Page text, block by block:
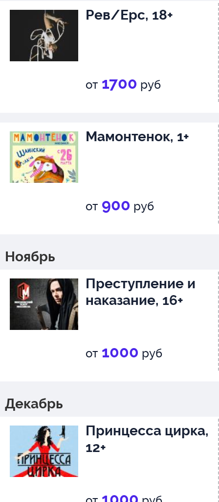
Рев/Ерс, 18+
от 1700 руб
Мамонтенок, 1+
от 900 руб
Ноябрь
Преступление и
наказание, 16+
от 1000 руб
Декабрь
Принцесса цирка,
12+